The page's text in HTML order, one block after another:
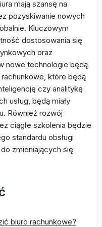
mają szansę na
pozyskiwanie nowych
Kluczowym
dostosowania się
oraz
nowe technologie będą
rachunkowe, które będą
czy analitykę
usług, będą miały
Również rozwój
ciągłe szkolenia będzie
standardu obsługi
zmieniających się
biuro rachunkowe?